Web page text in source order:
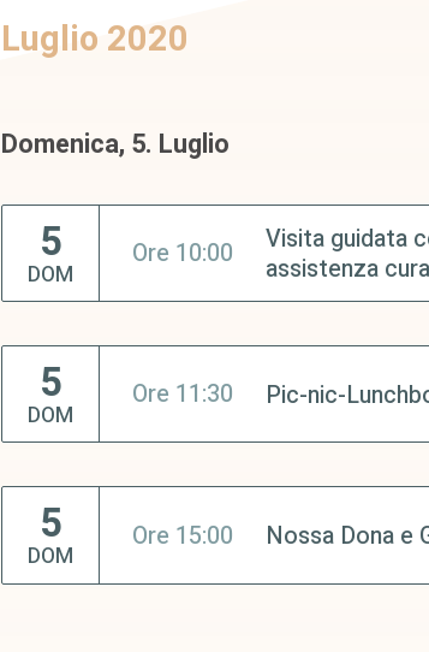
Luglio 2020
Domenica, 5. Luglio
5
DOM
Ore 10:00
Visita guidata
assistenza
5
DOM
Ore 11:30 Pic-nic-
5
DOM
Ore 15:00 Nossa Dona e